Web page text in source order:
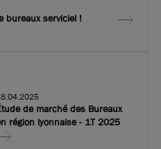
bureaux serviciel !
de marché des Bureaux
région lyonnaise - 1T 2025